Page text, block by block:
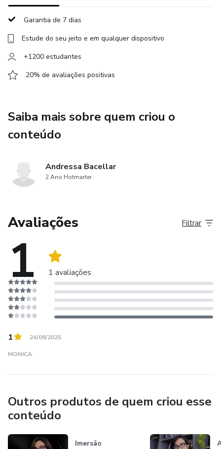
Garantia de 7 dias
Estude do seu jeito e em qualquer dispositivo
+1200 estudantes
20% de avaliações positivas
Saiba mais sobre quem criou o
conteúdo
Andressa Bacellar
2 Ano Hotmarter
Avaliações
1 1 avaliações
Filtrar
1 24/08/2025
MONICA
Outros produtos de quem criou esse
conteúdo
Imersão